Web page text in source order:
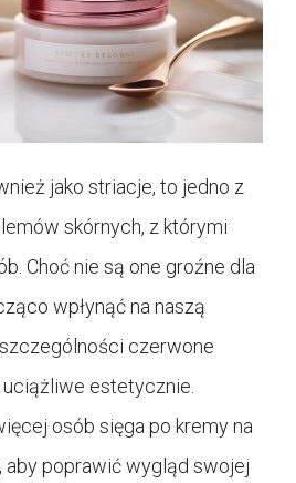
jako striacje, to jedno z
skórnych, z którymi
Choć nie są one groźne dla
wpłynąć na naszą
czerwone
estetycznie.
osób sięga po kremy na
aby poprawić wygląd swojej